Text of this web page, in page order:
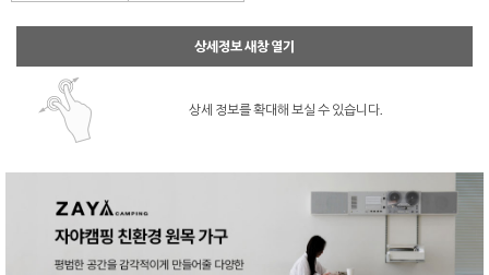
상세정보 새창 열기
상세 정보를 확대해 보실 수 있습니다.